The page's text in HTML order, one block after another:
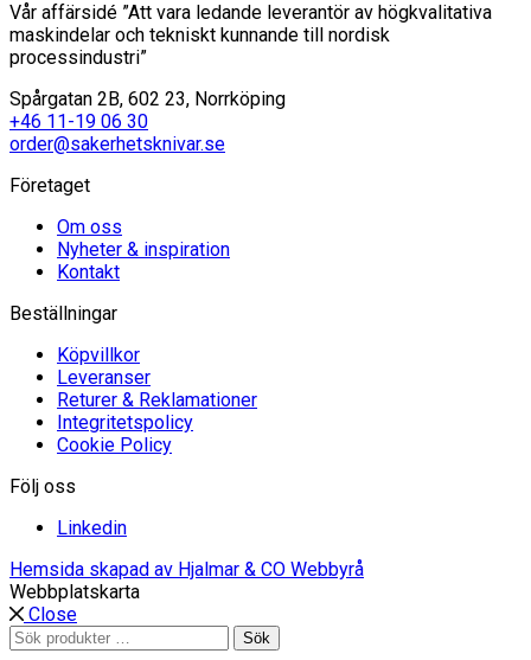
Vår affärsidé ”Att vara ledande leverantör av högkvalitativa
maskindelar och tekniskt kunnande till nordisk
processindustri”
Spårgatan 2B, 602 23, Norrköping
+46 11-19 06 30
order@sakerhetsknivar.se
Företaget
Om oss
Nyheter & inspiration
Kontakt
Beställningar
Köpvillkor
Leveranser
Returer & Reklamationer
Integritetspolicy
Cookie Policy
Följ oss
Linkedin
Hemsida skapad av Hjalmar & CO Webbyrå
Webbplatskarta
Close
Sök
Sök